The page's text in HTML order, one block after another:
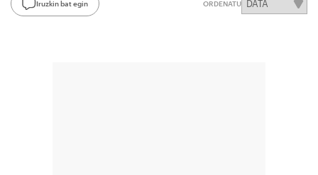
Iruzkin bat egin ORDENATU